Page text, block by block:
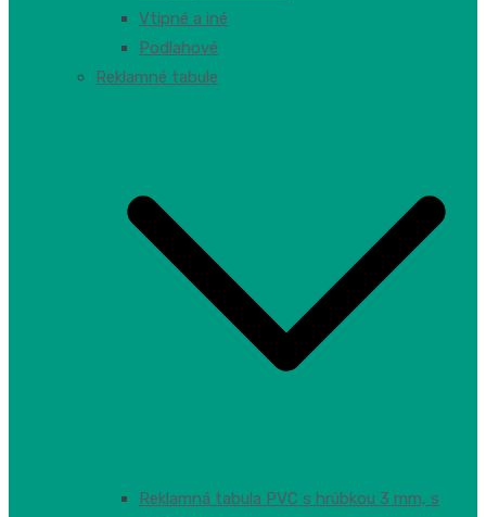
Vtipné a iné
Podlahové
Reklamné tabule
Reklamná tabula PVC s hrúbkou 3 mm, s